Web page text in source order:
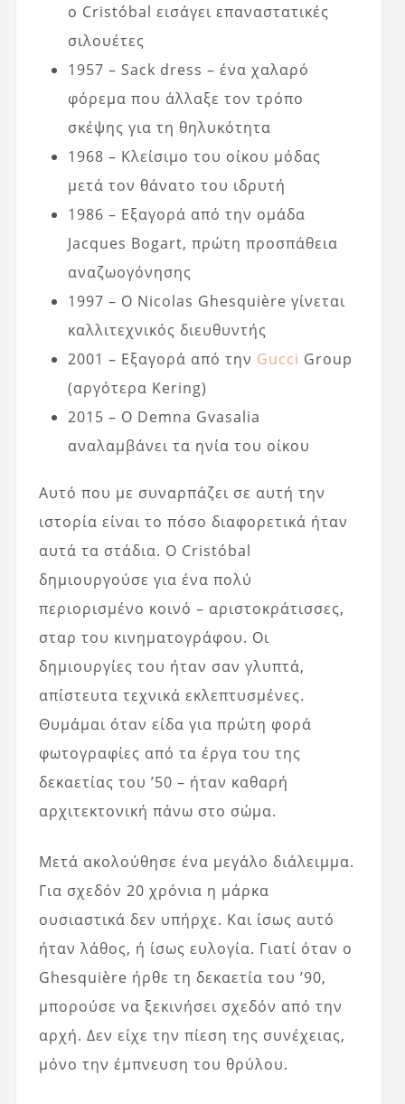
ο Cristóbal εισάγει επαναστατικές
σιλουέτες
1957 – Sack dress – ένα χαλαρό
φόρεμα που άλλαξε τον τρόπο
σκέψης για τη θηλυκότητα
1968 – Κλείσιμο του οίκου μόδας
μετά τον θάνατο του ιδρυτή
1986 – Εξαγορά από την ομάδα
Jacques Bogart, πρώτη προσπάθεια
αναζωογόνησης
1997 – Ο Nicolas Ghesquière γίνεται
καλλιτεχνικός διευθυντής
2001 – Εξαγορά από την Gucci Group
(αργότερα Kering)
2015 – Ο Demna Gvasalia
αναλαμβάνει τα ηνία του οίκου
Αυτό που με συναρπάζει σε αυτή την
ιστορία είναι το πόσο διαφορετικά ήταν
αυτά τα στάδια. Ο Cristóbal
δημιουργούσε για ένα πολύ
περιορισμένο κοινό – αριστοκράτισσες,
σταρ του κινηματογράφου. Οι
δημιουργίες του ήταν σαν γλυπτά,
απίστευτα τεχνικά εκλεπτυσμένες.
Θυμάμαι όταν είδα για πρώτη φορά
φωτογραφίες από τα έργα του της
δεκαετίας του ’50 – ήταν καθαρή
αρχιτεκτονική πάνω στο σώμα.
Μετά ακολούθησε ένα μεγάλο διάλειμμα.
Για σχεδόν 20 χρόνια η μάρκα
ουσιαστικά δεν υπήρχε. Και ίσως αυτό
ήταν λάθος, ή ίσως ευλογία. Γιατί όταν ο
Ghesquière ήρθε τη δεκαετία του ’90,
μπορούσε να ξεκινήσει σχεδόν από την
αρχή. Δεν είχε την πίεση της συνέχειας,
μόνο την έμπνευση του θρύλου.